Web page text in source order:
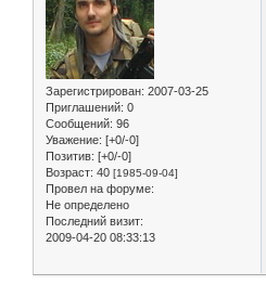
Зарегистрирован: 2007-03-25
Приглашений: 0
Сообщений: 96
Уважение: [+0/-0]
Позитив: [+0/-0]
Возраст: 40 [1985-09-04]
Провел на форуме:
Не определено
Последний визит:
2009-04-20 08:33:13